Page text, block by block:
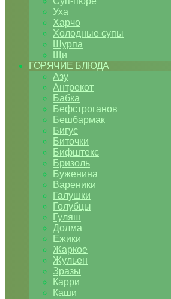
Уха
Харчо
Холодные супы
Шурпа
Щи
ГОРЯЧИЕ БЛЮДА
Азу
Антрекот
Бабка
Бефстроганов
Бешбармак
Бигус
Биточки
Бифштекс
Бризоль
Буженина
Вареники
Галушки
Голубцы
Гуляш
Долма
Ежики
Жаркое
Жульен
Зразы
Карри
Каши